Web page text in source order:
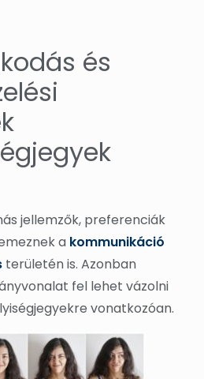
és
jellemzők, preferenciák
a kommunikáció
területén is. Azonban
fel lehet vázolni
vonatkozóan.